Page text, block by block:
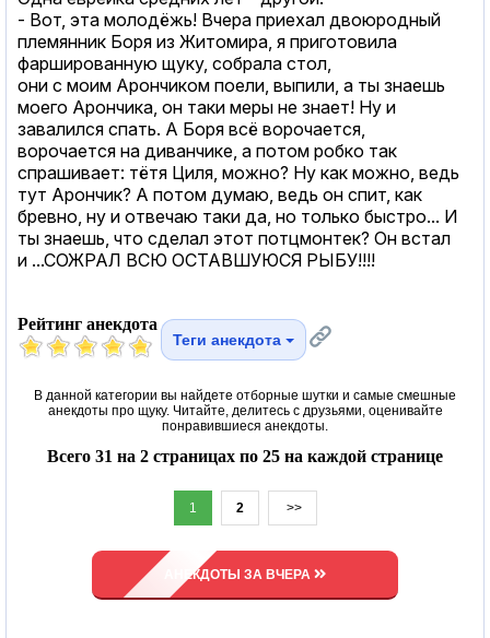
- Вот, эта молодёжь! Вчера приехал двоюродный
племянник Боря из Житомира, я приготовила
фаршированную щуку, собрала стол,
они с моим Арончиком поели, выпили, а ты знаешь
моего Арончика, он таки меры не знает! Ну и
завалился спать. А Боря всё ворочается,
ворочается на диванчике, а потом робко так
спрашивает: тётя Циля, можно? Ну как можно, ведь
тут Арончик? А потом думаю, ведь он спит, как
бревно, ну и отвечаю таки да, но только быстро... И
ты знаешь, что сделал этот потцмонтек? Он встал
и ...СОЖРАЛ ВСЮ ОСТАВШУЮСЯ РЫБУ!!!!
Рейтинг анекдота
Теги анекдота
В данной категории вы найдете отборные шутки и самые смешные
анекдоты про щуку. Читайте, делитесь с друзьями, оценивайте
понравившиеся анекдоты.
Всего 31 на 2 страницах по 25 на каждой странице
1 2 >>
АНЕКДОТЫ ЗА ВЧЕРА